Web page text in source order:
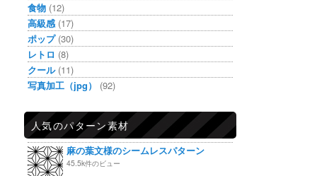
食物 (12)
高級感 (17)
ポップ(30)
レトロ (8)
クール(11)
写真加工（jpg）
(92)
人気のパターン素材
麻の葉文様のシームレスパターン
45.5k件のビュー